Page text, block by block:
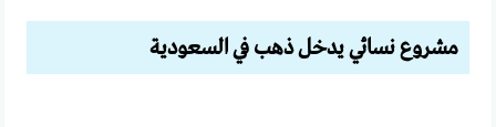
مشروع نسائي يدخل ذهب في السعودية